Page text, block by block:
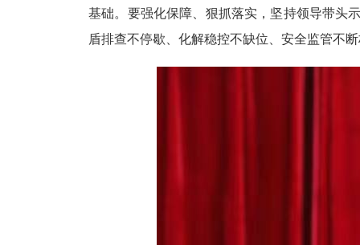
基础。要强化保障、狠抓落实，坚持领导带头
盾排查不停歇、化解稳控不缺位、安全监管不